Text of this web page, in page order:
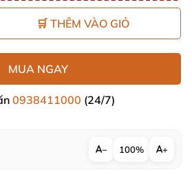
🛒 THÊM VÀO GIỎ
MUA NGAY
0938411000 (24/7)
− 100% +